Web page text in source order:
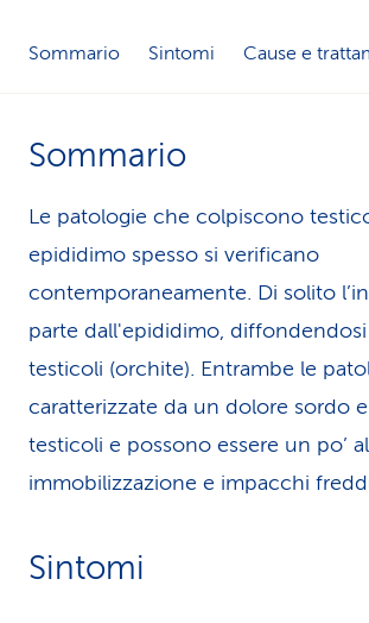
i
r
v
i
z
i
o
Sommario Sintomi Cause e
Sommario
Le patologie che colpiscono
epididimo spesso si verificano
contemporaneamente. Di solito
parte dall'epididimo,
testicoli (orchite). Entrambe le
caratterizzate da un dolore sordo
testicoli e possono essere un po’
immobilizzazione e impacchi
Sintomi